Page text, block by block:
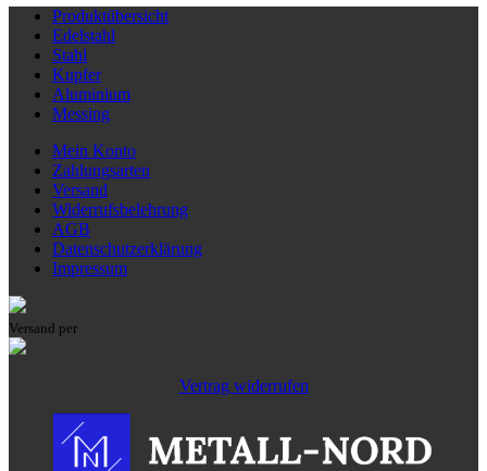
Produktübersicht
Edelstahl
Stahl
Kupfer
Aluminium
Messing
Mein Konto
Zahlungsarten
Versand
Widerrufsbelehrung
AGB
Datenschutzerklärung
Impressum
Versand per
Vertrag widerrufen